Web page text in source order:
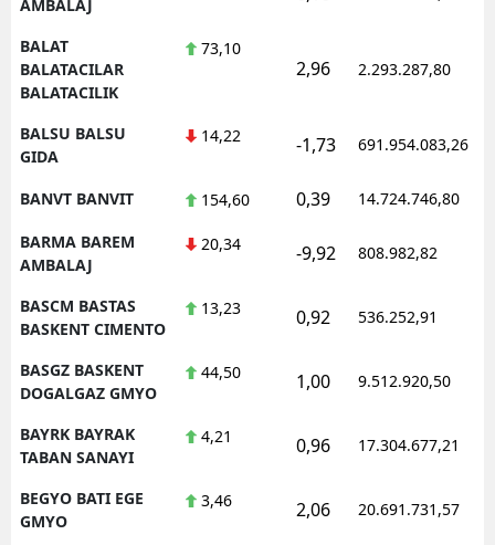
AMBALAJ
BALAT
BALATACILAR
BALATACILIK
73,10
2,96 2.293.287,80
BALSU BALSU
GIDA
14,22 -1,73 691.954.083,26
BANVT BANVIT 154,60 0,39 14.724.746,80
BARMA BAREM
AMBALAJ
20,34 -9,92 808.982,82
BASCM BASTAS
BASKENT CIMENTO
13,23 0,92 536.252,91
BASGZ BASKENT
DOGALGAZ GMYO
44,50 1,00 9.512.920,50
BAYRK BAYRAK
TABAN SANAYI
4,21 0,96 17.304.677,21
BEGYO BATI EGE
GMYO
3,46 2,06 20.691.731,57